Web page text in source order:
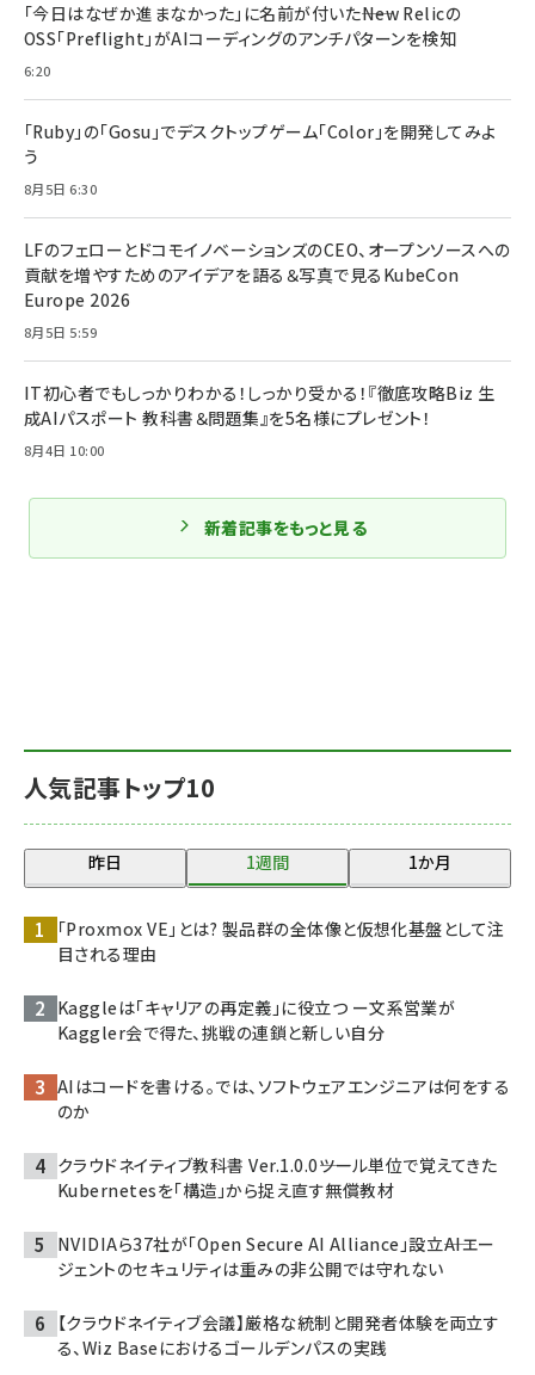
人気記事トップ10
昨日 1週間 1か月
「Proxmox VE」とは? 製品群の全体像と仮想化基盤として注
目される理由
Kaggleは「キャリアの再定義」に役立つ ー文系営業が
Kaggler会で得た、挑戦の連鎖と新しい自分
AIはコードを書ける。では、ソフトウェアエンジニアは何をする
のか
クラウドネイティブ教科書 Ver.1.0.0――ツール単位で覚えてきた
Kubernetesを「構造」から捉え直す無償教材
NVIDIAら37社が「Open Secure AI Alliance」設立――AIエー
ジェントのセキュリティは重みの非公開では守れない
【クラウドネイティブ会議】厳格な統制と開発者体験を両立す
る、Wiz Baseにおけるゴールデンパスの実践
「今日はなぜか進まなかった」に名前が付いた――New Relicの
OSS「Preflight」がAIコーディングのアンチパターンを検知
6:20
「Ruby」の「Gosu」でデスクトップゲーム「Color」を開発してみよ
う
8月5日 6:30
LFのフェローとドコモイノベーションズのCEO、オープンソースへの
貢献を増やすためのアイデアを語る＆写真で見るKubeCon
Europe 2026
8月5日 5:59
IT初心者でもしっかりわかる！しっかり受かる！『徹底攻略Biz 生
成AIパスポート 教科書＆問題集』を5名様にプレゼント！
8月4日 10:00
新着記事をもっと見る